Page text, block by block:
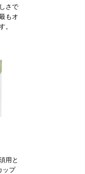
さで
もオ
。
用と
ップ